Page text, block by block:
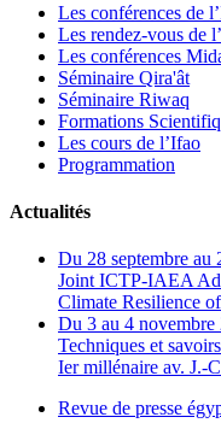
Les conférences de
Les rendez-vous de
Les conférences
Séminaire Qira'ât
Séminaire Riwaq
Formations
Les cours de l’Ifao
Programmation
Actualités
Du 28 septembre au
Joint ICTP-IAEA
Climate Resilience
Du 3 au 4
Techniques et
Ier millénaire av. J.-
Revue de presse